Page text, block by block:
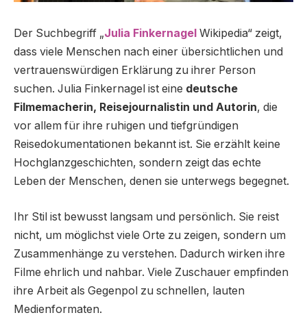
Der Suchbegriff „Julia Finkernagel Wikipedia“ zeigt,
dass viele Menschen nach einer übersichtlichen und
vertrauenswürdigen Erklärung zu ihrer Person
suchen. Julia Finkernagel ist eine deutsche
Filmemacherin, Reisejournalistin und Autorin, die
vor allem für ihre ruhigen und tiefgründigen
Reisedokumentationen bekannt ist. Sie erzählt keine
Hochglanzgeschichten, sondern zeigt das echte
Leben der Menschen, denen sie unterwegs begegnet.
Ihr Stil ist bewusst langsam und persönlich. Sie reist
nicht, um möglichst viele Orte zu zeigen, sondern um
Zusammenhänge zu verstehen. Dadurch wirken ihre
Filme ehrlich und nahbar. Viele Zuschauer empfinden
ihre Arbeit als Gegenpol zu schnellen, lauten
Medienformaten.